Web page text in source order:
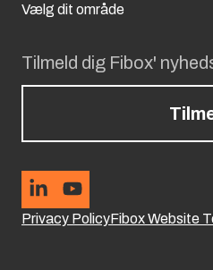
Tilmeld dig Fibox'
Privacy PolicyFibox Website
Vælg dit område